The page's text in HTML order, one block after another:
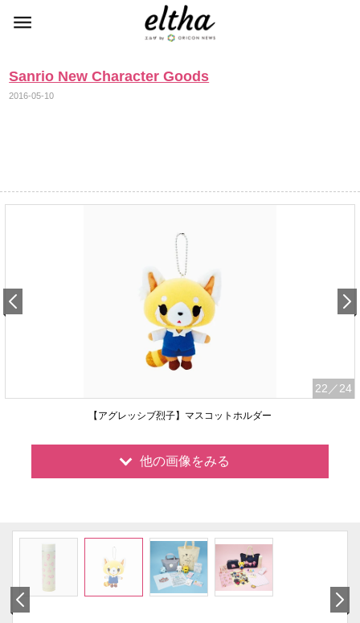
Sanrio New Character Goods
2016-05-10
22 ／24
【アグレッシブ烈子】マスコットホルダー
他の画像をみる